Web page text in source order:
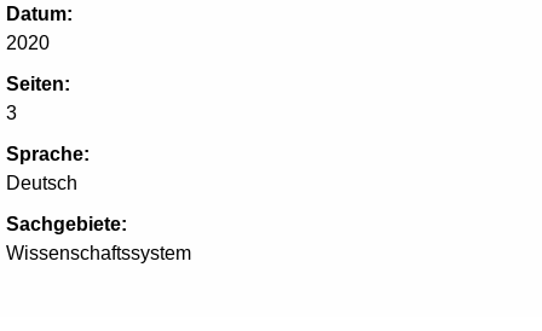
Datum:
2020
Seiten:
3
Sprache:
Deutsch
Sachgebiete:
Wissenschaftssystem